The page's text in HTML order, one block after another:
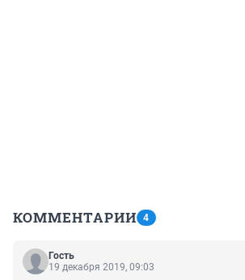
КОММЕНТАРИИ 4
Гость
19 декабря 2019, 09:03